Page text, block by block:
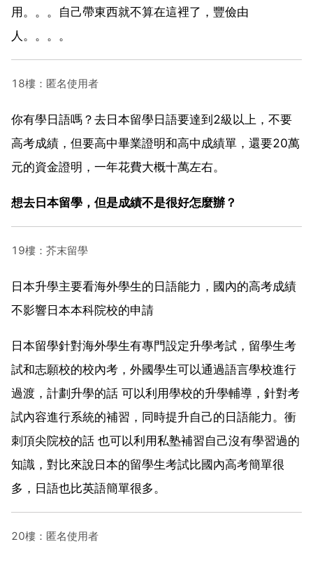
用。。。自己帶東西就不算在這裡了，豐儉由
人。。。。
18樓：匿名使用者
你有學日語嗎？去日本留學日語要達到2級以上，不要
高考成績，但要高中畢業證明和高中成績單，還要20萬
元的資金證明，一年花費大概十萬左右。
想去日本留學，但是成績不是很好怎麼辦？
19樓：芥末留學
日本升學主要看海外學生的日語能力，國內的高考成績
不影響日本本科院校的申請
日本留學針對海外學生有專門設定升學考試，留學生考
試和志願校的校內考，外國學生可以通過語言學校進行
過渡，計劃升學的話 可以利用學校的升學輔導，針對考
試內容進行系統的補習，同時提升自己的日語能力。衝
刺頂尖院校的話 也可以利用私塾補習自己沒有學習過的
知識，對比來說日本的留學生考試比國內高考簡單很
多，日語也比英語簡單很多。
20樓：匿名使用者